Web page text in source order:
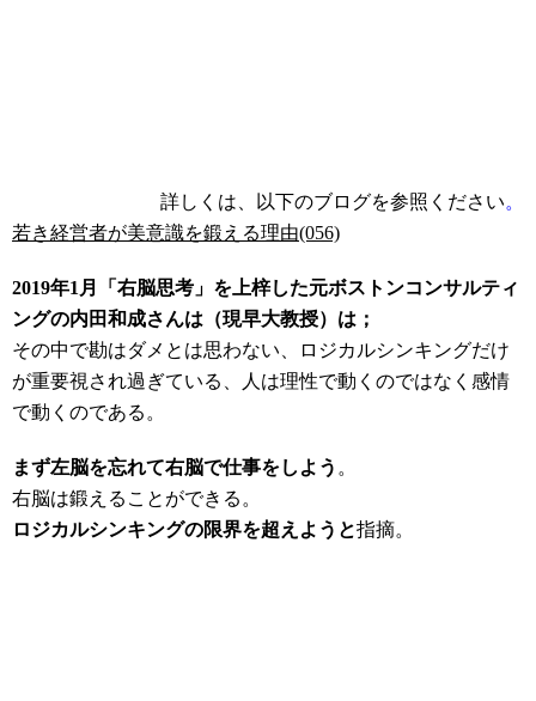
詳しくは、以下のブログを参照ください。
若き経営者が美意識を鍛える理由(056)
2019年1月「右脳思考」を上梓した元ボストンコンサルティ
ングの内田和成さんは（現早大教授）は ；
その中で勘はダメとは思わない、ロジカルシンキングだけ
が重要視され過ぎている、
人は理性で動くのではなく感情
で動くのである。
まず左脳を忘れて右脳で仕事をしよう 。
右脳は鍛えることができる。
ロジカルシンキングの限界を超えようと指摘。